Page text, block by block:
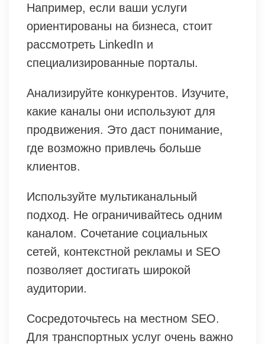
Например, если ваши услуги
ориентированы на бизнеса, стоит
рассмотреть LinkedIn и
специализированные порталы.
Анализируйте конкурентов. Изучите,
какие каналы они используют для
продвижения. Это даст понимание,
где возможно привлечь больше
клиентов.
Используйте мультиканальный
подход. Не ограничивайтесь одним
каналом. Сочетание социальных
сетей, контекстной рекламы и SEO
позволяет достигать широкой
аудитории.
Сосредоточьтесь на местном SEO.
Для транспортных услуг очень важно